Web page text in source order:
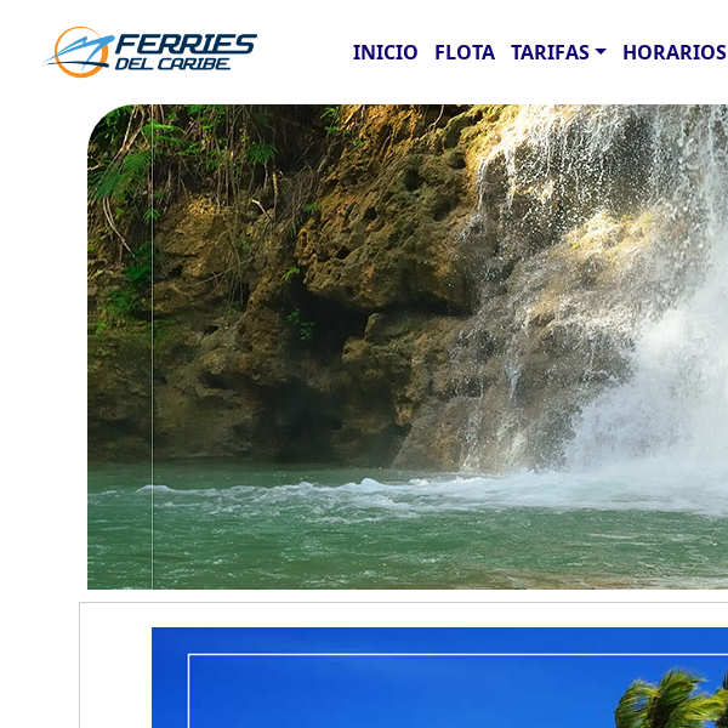
INICIO FLOTA TARIFAS HORARIOS